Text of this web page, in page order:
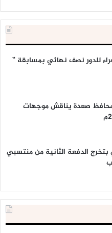
للدور نصف نهائي بمسابقة ”
محافظ صعدة يناقش موجهات
بتخرج الدفعة الثانية من منتسبي